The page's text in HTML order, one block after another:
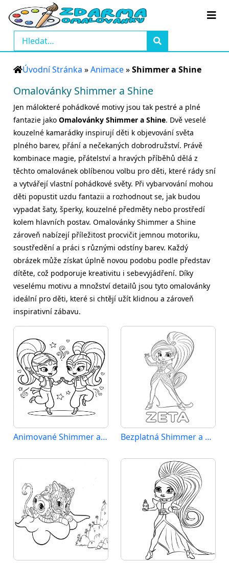
Úvodní Stránka »Animace»Shimmer a Shine
Omalovánky Shimmer a Shine
Jen málokteré pohádkové motivy jsou tak pestré a plné
fantazie jako Omalovánky Shimmer a Shine. Dvě veselé
kouzelné kamarádky inspirují děti k objevování světa
plného barev, přání a nečekaných dobrodružství. Právě
kombinace magie, přátelství a hravých příběhů dělá z
těchto omalovánek oblíbenou volbu pro děti, které rády sní
a vytvářejí vlastní pohádkové světy. Při vybarvování mohou
děti popustit uzdu fantazii a rozhodnout se, jak budou
vypadat šaty, šperky, kouzelné předměty nebo prostředí
kolem hlavních postav. Omalovánky Shimmer a Shine
zároveň nabízejí příležitost procvičit jemnou motoriku,
soustředění a práci s různými odstíny barev. Každý
obrázek může získat úplně novou podobu podle představ
dítěte, což podporuje kreativitu i sebevyjádření. Díky
veselému motivu a množství detailů jsou tyto omalovánky
ideální pro děti, které si chtějí užít klidnou a zároveň
inspirativní zábavu.
Animované Shimmer a Shine Bezplatná Shimmer a Shine k tisku